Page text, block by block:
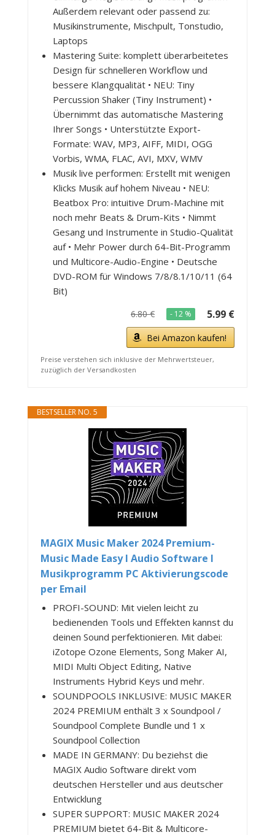
Außerdem relevant oder passend zu:
Musikinstrumente, Mischpult, Tonstudio,
Laptops
Mastering Suite: komplett überarbeitetes
Design für schnelleren Workflow und
bessere Klangqualität • NEU: Tiny
Percussion Shaker (Tiny Instrument) •
Übernimmt das automatische Mastering
Ihrer Songs • Unterstützte Export-
Formate: WAV, MP3, AIFF, MIDI, OGG
Vorbis, WMA, FLAC, AVI, MXV, WMV
Musik live performen: Erstellt mit wenigen
Klicks Musik auf hohem Niveau • NEU:
Beatbox Pro: intuitive Drum-Machine mit
noch mehr Beats & Drum-Kits • Nimmt
Gesang und Instrumente in Studio-Qualität
auf • Mehr Power durch 64-Bit-Programm
und Multicore-Audio-Engine • Deutsche
DVD-ROM für Windows 7/8/8.1/10/11 (64
Bit)
6.80 € - 12 % 5.99 €
Bei Amazon kaufen!
Preise verstehen sich inklusive der Mehrwertsteuer,
zuzüglich der Versandkosten
BESTSELLER NO. 5
MAGIX Music Maker 2024 Premium-
Music Made Easy I Audio Software I
Musikprogramm PC Aktivierungscode
per Email
PROFI-SOUND: Mit vielen leicht zu
bedienenden Tools und Effekten kannst du
deinen Sound perfektionieren. Mit dabei:
iZotope Ozone Elements, Song Maker AI,
MIDI Multi Object Editing, Native
Instruments Hybrid Keys und mehr.
SOUNDPOOLS INKLUSIVE: MUSIC MAKER
2024 PREMIUM enthält 3 x Soundpool /
Soundpool Complete Bundle und 1 x
Soundpool Collection
MADE IN GERMANY: Du beziehst die
MAGIX Audio Software direkt vom
deutschen Hersteller und aus deutscher
Entwicklung
SUPER SUPPORT: MUSIC MAKER 2024
PREMIUM bietet 64-Bit & Multicore-